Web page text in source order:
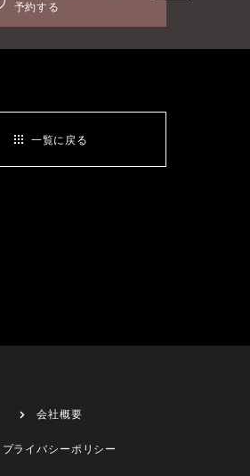
予約する
一覧に戻る
会社概要
プライバシーポリシー